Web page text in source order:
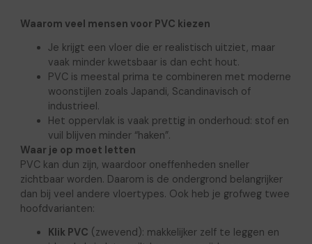
Waarom veel mensen voor PVC kiezen
Je krijgt een vloer die er realistisch uitziet, maar
vaak minder kwetsbaar is dan echt hout.
PVC is meestal prima te combineren met moderne
woonstijlen zoals Japandi, Scandinavisch of
industrieel.
Het oppervlak is vaak prettig in onderhoud: stof en
vuil blijven minder “haken”.
Waar je op moet letten
PVC kan dun zijn, waardoor oneffenheden sneller
zichtbaar worden. Daarom is de ondergrond belangrijker
dan bij veel andere vloertypes. Ook heb je grofweg twee
hoofdvarianten:
Klik PVC (zwevend): makkelijker zelf te leggen en